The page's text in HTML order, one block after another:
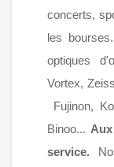
concerts,
les
optiques
Vortex,
Fujinon,
Binoo...
service.